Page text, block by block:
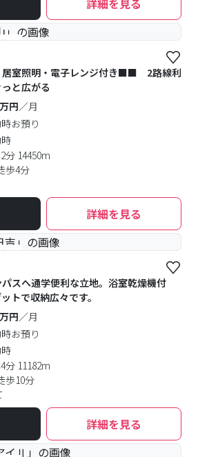
詳細を見る
ち
室照明・電子レンジ付き■■ 2路線利
と広がる
万円／月
お預り
分 14450m
歩4分
詳細を見る
ち
スへ通学便利な立地。浴室乾燥機付
トで収納広々です。
万円／月
お預り
分 11182m
歩10分
詳細を見る